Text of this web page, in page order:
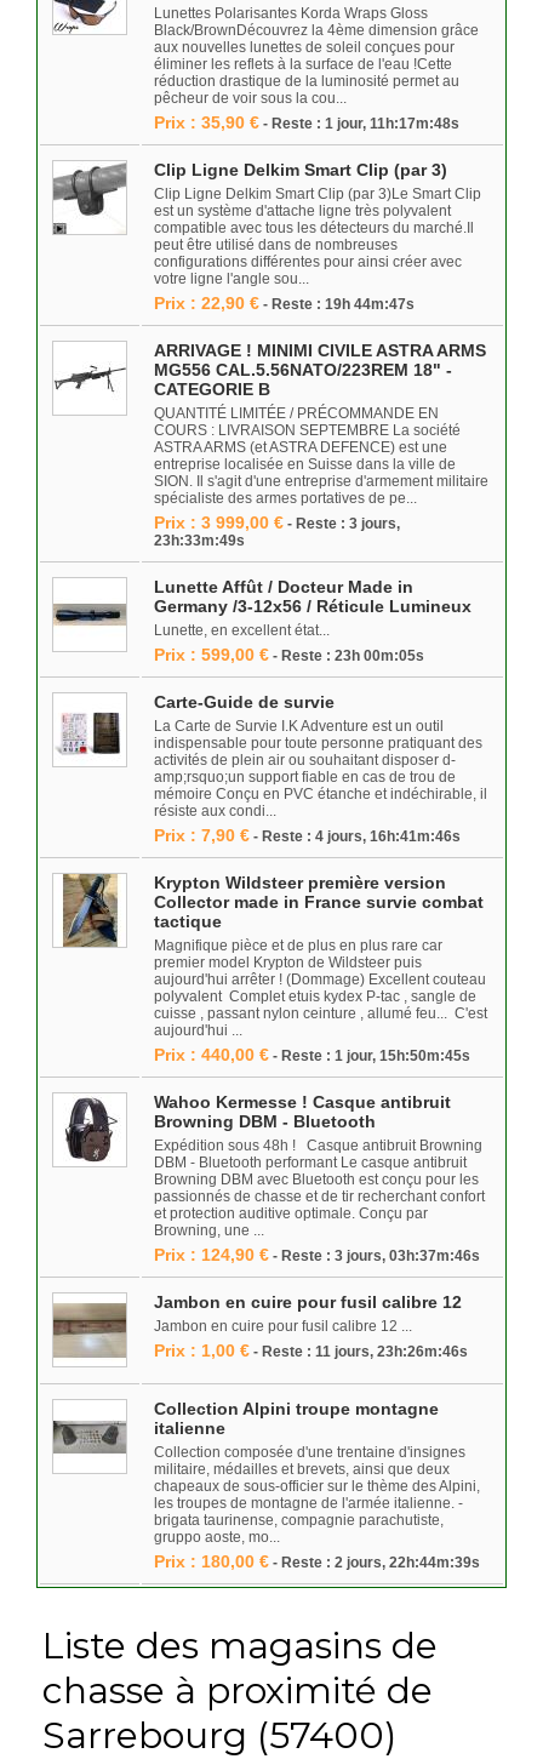
Lunettes Polarisantes Korda Wraps Gloss
Black/BrownDécouvrez la 4ème dimension grâce
aux nouvelles lunettes de soleil conçues pour
éliminer les reflets à la surface de l'eau !Cette
réduction drastique de la luminosité permet au
pêcheur de voir sous la cou...
Prix : 35,90 € - Reste : 1 jour, 11h:17m:48s
Clip Ligne Delkim Smart Clip (par 3)
Clip Ligne Delkim Smart Clip (par 3)Le Smart Clip
est un système d'attache ligne très polyvalent
compatible avec tous les détecteurs du marché.Il
peut être utilisé dans de nombreuses
configurations différentes pour ainsi créer avec
votre ligne l'angle sou...
Prix : 22,90 € - Reste : 19h 44m:47s
ARRIVAGE ! MINIMI CIVILE ASTRA ARMS
MG556 CAL.5.56NATO/223REM 18" -
CATEGORIE B
QUANTITÉ LIMITÉE / PRÉCOMMANDE EN
COURS : LIVRAISON SEPTEMBRE La société
ASTRA ARMS (et ASTRA DEFENCE) est une
entreprise localisée en Suisse dans la ville de
SION. Il s'agit d'une entreprise d'armement militaire
spécialiste des armes portatives de pe...
Prix : 3 999,00 € - Reste : 3 jours,
23h:33m:49s
Lunette Affût / Docteur Made in
Germany /3-12x56 / Réticule Lumineux
Lunette, en excellent état...
Prix : 599,00 € - Reste : 23h 00m:05s
Carte-Guide de survie
La Carte de Survie I.K Adventure est un outil
indispensable pour toute personne pratiquant des
activités de plein air ou souhaitant disposer d-
amp;rsquo;un support fiable en cas de trou de
mémoire Conçu en PVC étanche et indéchirable, il
résiste aux condi...
Prix : 7,90 € - Reste : 4 jours, 16h:41m:46s
Krypton Wildsteer première version
Collector made in France survie combat
tactique
Magnifique pièce et de plus en plus rare car
premier model Krypton de Wildsteer puis
aujourd'hui arrêter ! (Dommage) Excellent couteau
polyvalent Complet etuis kydex P-tac , sangle de
cuisse , passant nylon ceinture , allumé feu... C'est
aujourd'hui ...
Prix : 440,00 € - Reste : 1 jour, 15h:50m:45s
Wahoo Kermesse ! Casque antibruit
Browning DBM - Bluetooth
Expédition sous 48h ! Casque antibruit Browning
DBM - Bluetooth performant Le casque antibruit
Browning DBM avec Bluetooth est conçu pour les
passionnés de chasse et de tir recherchant confort
et protection auditive optimale. Conçu par
Browning, une ...
Prix : 124,90 € - Reste : 3 jours, 03h:37m:46s
Jambon en cuire pour fusil calibre 12
Jambon en cuire pour fusil calibre 12 ...
Prix : 1,00 € - Reste : 11 jours, 23h:26m:46s
Collection Alpini troupe montagne
italienne
Collection composée d'une trentaine d'insignes
militaire, médailles et brevets, ainsi que deux
chapeaux de sous-officier sur le thème des Alpini,
les troupes de montagne de l'armée italienne. -
brigata taurinense, compagnie parachutiste,
gruppo aoste, mo...
Prix : 180,00 € - Reste : 2 jours, 22h:44m:39s
Liste des magasins de
chasse à proximité de
Sarrebourg (57400)